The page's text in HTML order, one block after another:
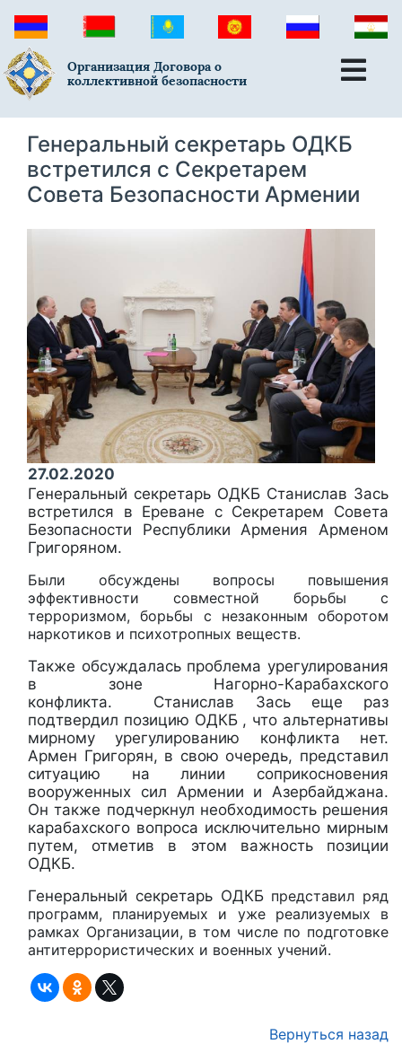
Организация Договора о
коллективной безопасности
Генеральный секретарь ОДКБ
встретился с Секретарем
Совета Безопасности Армении
27.02.2020
Генеральный секретарь ОДКБ Станислав Зась
встретился в Ереване с Секретарем Совета
Безопасности Республики Армения Арменом
Григоряном.
Были обсуждены вопросы повышения
эффективности совместной борьбы с
терроризмом, борьбы с незаконным оборотом
наркотиков и психотропных веществ.
Также обсуждалась проблема урегулирования
в зоне Нагорно-Карабахского
конфликта. Станислав Зась еще раз
подтвердил позицию ОДКБ , что альтернативы
мирному урегулированию конфликта нет.
Армен Григорян, в свою очередь, представил
ситуацию на линии соприкосновения
вооруженных сил Армении и Азербайджана.
Он также подчеркнул необходимость решения
карабахского вопроса исключительно мирным
путем, отметив в этом важность позиции
ОДКБ.
Генеральный секретарь ОДКБ представил ряд
программ, планируемых и уже реализуемых в
рамках Организации, в том числе по подготовке
антитеррористических и военных учений.
Вернуться назад